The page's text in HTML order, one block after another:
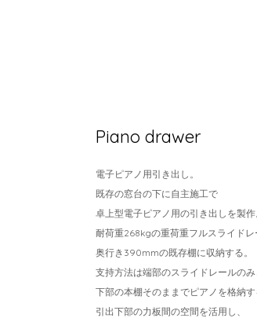
Piano drawer
電子ピアノ用引き出し。
既存の窓台の下に自主施工で
卓上型電子ピアノ用の引き出しを製作
耐荷重268kgの重荷重フルスライドレ
奥行き390mmの既存棚に収納する。
支持方法は端部のスライドレールのみ
下部の本棚そのままでピアノを格納す
引出下部の力板間の空間を活用し、